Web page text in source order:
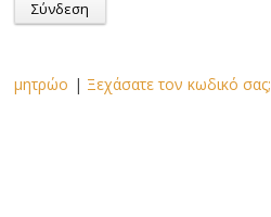
μητρώο | Ξεχάσατε τον κωδικό σας;